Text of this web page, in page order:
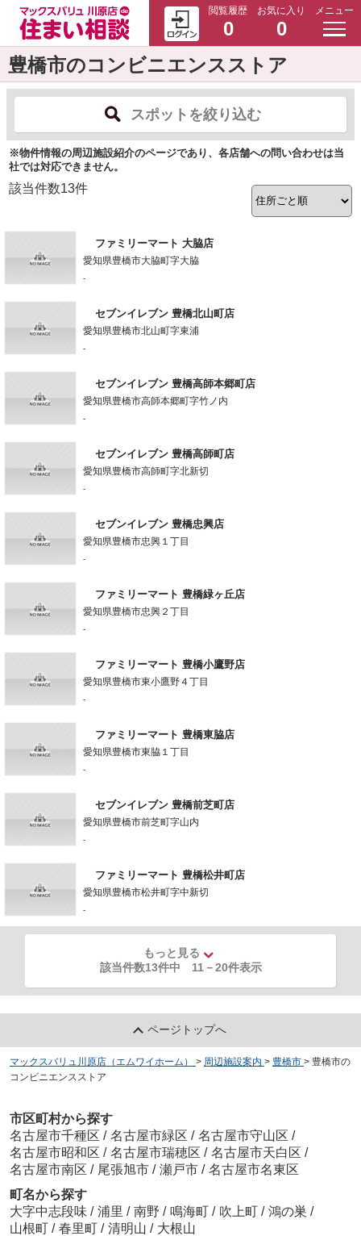
閲覧履歴
0
お気に入り
0
メニュー
豊橋市のコンビニエンスストア
スポットを絞り込む
※物件情報の周辺施設紹介のページであり、各店舗への問い合わせは当
社では対応できません。
該当件数13件
ファミリーマート 大脇店
愛知県豊橋市大脇町字大脇
-
セブンイレブン 豊橋北山町店
愛知県豊橋市北山町字東浦
-
セブンイレブン 豊橋高師本郷町店
愛知県豊橋市高師本郷町字竹ノ内
-
セブンイレブン 豊橋高師町店
愛知県豊橋市高師町字北新切
-
セブンイレブン 豊橋忠興店
愛知県豊橋市忠興１丁目
-
ファミリーマート 豊橋緑ヶ丘店
愛知県豊橋市忠興２丁目
-
ファミリーマート 豊橋小鷹野店
愛知県豊橋市東小鷹野４丁目
-
ファミリーマート 豊橋東脇店
愛知県豊橋市東脇１丁目
-
セブンイレブン 豊橋前芝町店
愛知県豊橋市前芝町字山内
-
ファミリーマート 豊橋松井町店
愛知県豊橋市松井町字中新切
-
もっと見る
該当件数13件中 11 －20件表示
ページトップへ
マックスバリュ川原店（エムワイホーム） > 周辺施設案内 > 豊橋市 > 豊橋市の
コンビニエンスストア
市区町村から探す
名古屋市千種区 / 名古屋市緑区 / 名古屋市守山区 /
名古屋市昭和区 / 名古屋市瑞穂区 / 名古屋市天白区 /
名古屋市南区 / 尾張旭市 / 瀬戸市 / 名古屋市名東区
町名から探す
大字中志段味 / 浦里 / 南野 / 鳴海町 / 吹上町 / 鴻の巣 /
山根町 / 春里町 / 清明山 / 大根山